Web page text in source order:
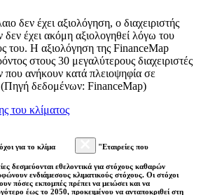
δεν έχει αξιολόγηση, ο διαχειριστής
δεν έχει ακόμη αξιολογηθεί λόγω του
του. Η αξιολόγηση της FinanceMap
στους 30 μεγαλύτερους διαχειριστές
που ανήκουν κατά πλειοψηφία σε
(Πηγή δεδομένων: FinanceMap)
του κλίματος
για το κλίμα
"Εταιρείες που
δεσμεύονται εθελοντικά για στόχους καθαρών
ενδιάμεσους κλιματικούς στόχους. Οι στόχοι
πόσες εκπομπές πρέπει να μειώσει και να
έως το 2050, προκειμένου να ανταποκριθεί στη